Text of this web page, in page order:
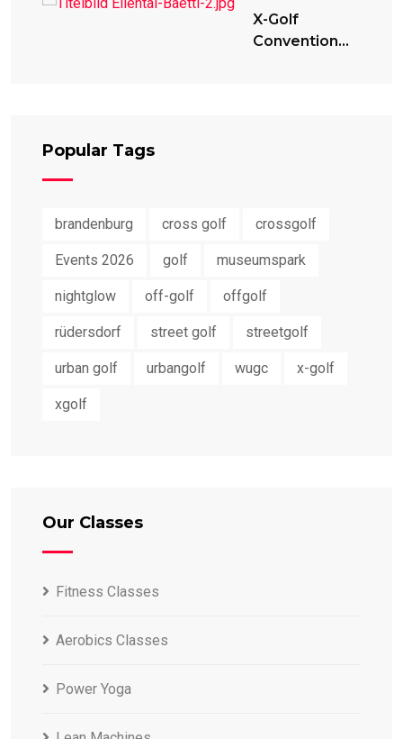
X-Golf
Convention
Popular Tags
brandenburg cross golf crossgolf
Events 2026 golf museumspark
nightglow off-golf offgolf
rüdersdorf street golf streetgolf
urban golf urbangolf wugc x-golf
xgolf
Our Classes
Fitness Classes
Aerobics Classes
Power Yoga